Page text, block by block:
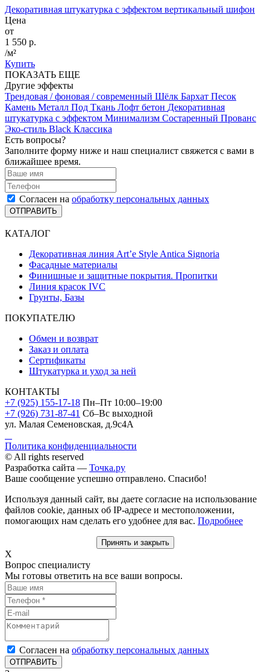
Декоративная штукатурка с эффектом вертикальный шифон
Цена
от
1 550 р.
/м²
Купить
ПОКАЗАТЬ ЕЩЕ
Другие эффекты
Трендовая / фоновая / современный Шёлк Бархат Песок
Камень Металл Под Ткань Лофт бетон Декоративная
штукатурка с эффектом Минимализм Состаренный Прованс
Эко-стиль Black Классика
Есть вопросы?
Заполните форму ниже и наш специалист свяжется с вами в
ближайшее время.
Согласен на обработку персональных данных
ОТПРАВИТЬ
КАТАЛОГ
Декоративная линия Art’e Style Antica Signoria
Фасадные материалы
Финишные и защитные покрытия. Пропитки
Линия красок IVC
Грунты, Базы
ПОКУПАТЕЛЮ
Обмен и возврат
Заказ и оплата
Сертификаты
Штукатурка и уход за ней
КОНТАКТЫ
+7 (925) 155-17-18 Пн–Пт 10:00–19:00
+7 (926) 731-87-41 Сб–Вс выходной
ул. Малая Семеновская, д.9с4А
Политика конфиденциальности
© All rights reserved
Разработка сайта — Точка.ру
Ваше сообщение успешно отправлено. Спасибо!
Используя данный сайт, вы даете согласие на использование
файлов cookie, данных об IP-адресе и местоположении,
помогающих нам сделать его удобнее для вас. Подробнее
Принять и закрыть
X
Вопрос специалисту
Мы готовы ответить на все ваши вопросы.
Согласен на обработку персональных данных
ОТПРАВИТЬ